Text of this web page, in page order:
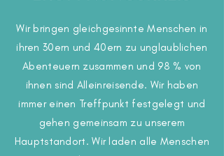
Wir bringen gleichgesinnte Menschen in
ihren 30ern und 40ern zu unglaublichen
Abenteuern zusammen und 98 % von
ihnen sind Alleinreisende. Wir haben
immer einen Treffpunkt festgelegt und
gehen gemeinsam zu unserem
Hauptstandort. Wir laden alle Menschen